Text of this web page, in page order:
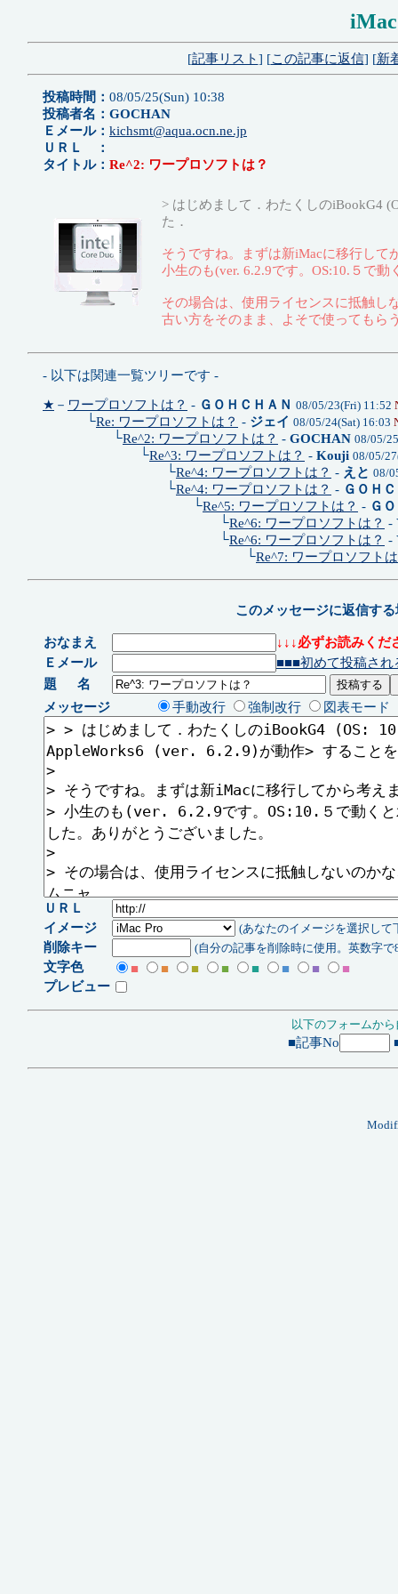
[記事リスト] [この記事に返信] [新
投稿時間： 08/05/25(Sun) 10:38
投稿者名：GOCHAN
Ｅメール： kichsmt@aqua.ocn.ne.jp
ＵＲＬ ：
タイトル： Re^2: ワープロソフトは？
> はじめまして．わたくしのiBookG4
た．
そうですね。まずは新iMacに移行して
小生のも(ver. 6.2.9です。OS:10.５で
その場合は、使用ライセンスに抵触し
古い方をそのまま、よそで使ってもら
- 以下は関連一覧ツリーです -
★ － ワープロソフトは？ - ＧＯＨＣＨＡＮ 08/05/23(Fri) 11:52
└Re: ワープロソフトは？ - ジェイ 08/05/24(Sat) 16:03
└Re^2: ワープロソフトは？ - GOCHAN 08/05/
└Re^3: ワープロソフトは？ - Kouji 08/05/
└Re^4: ワープロソフトは？ - えと 08/
└Re^4: ワープロソフトは？ - ＧＯＨ
└Re^5: ワープロソフトは？ - Ｇ
└Re^6: ワープロソフトは？ -
└Re^6: ワープロソフトは？ -
└Re^7: ワープロソフト
このメッセージに返信す
おなまえ
↓↓↓必ずお読みくだ
Ｅメール
■■■初めて投稿され
題 名
メッセージ
手動改行 強制改行 図表モード
ＵＲＬ
イメージ
(あなたのイメージを選択して
削除キー (自分の記事を削除時に使用。英数字で
文字色 ■ ■ ■ ■ ■ ■ ■
■
プレビュー
以下のフォームか
■記事No